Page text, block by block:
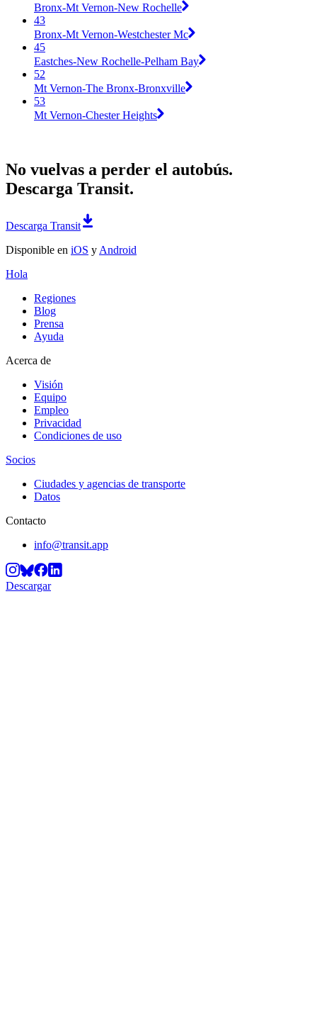
Bronx-Mt Vernon-New Rochelle
43
Bronx-Mt Vernon-Westchester Mc
45
Eastches-New Rochelle-Pelham Bay
52
Mt Vernon-The Bronx-Bronxville
53
Mt Vernon-Chester Heights
No vuelvas a perder el autobús.
Descarga Transit.
Descarga Transit
Disponible en iOS y Android
Hola
Regiones
Blog
Prensa
Ayuda
Acerca de
Visión
Equipo
Empleo
Privacidad
Condiciones de uso
Socios
Ciudades y agencias de transporte
Datos
Contacto
info@transit.app
Descargar